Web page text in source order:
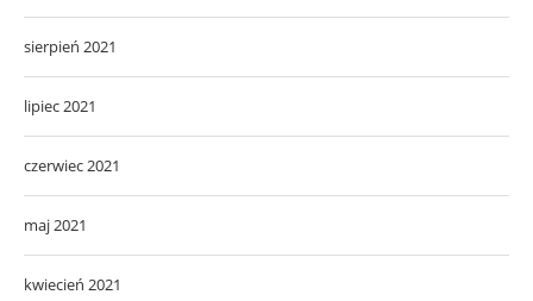
sierpień 2021
lipiec 2021
czerwiec 2021
maj 2021
kwiecień 2021